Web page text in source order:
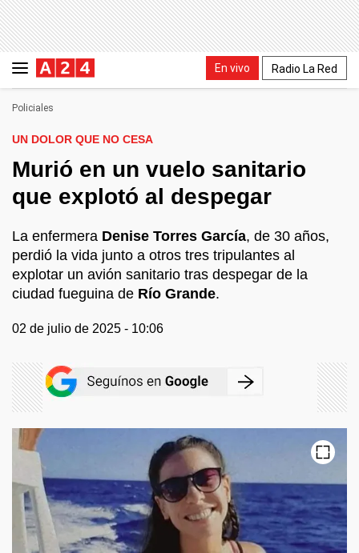
En vivo Radio La Red
Policiales
UN DOLOR QUE NO CESA
Murió en un vuelo sanitario
que explotó al despegar
La enfermera Denise Torres García, de 30 años,
perdió la vida junto a otros tres tripulantes al
explotar un avión sanitario tras despegar de la
ciudad fueguina de Río Grande.
02 de julio de 2025 - 10:06